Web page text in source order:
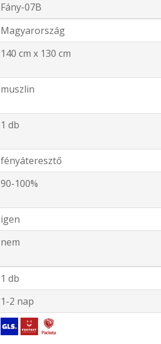
Fány-07B
Magyarország
140 cm x 130 cm
muszlin
1 db
fényáteresztő
90-100%
igen
nem
1 db
1-2 nap